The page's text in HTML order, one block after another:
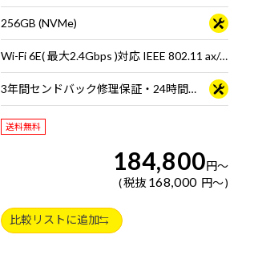
256GB (NVMe)
Wi-Fi 6E( 最大2.4Gbps )対応 IEEE 802.11 ax/ac/a/b/g/n準拠 ＋ Bluetooth 5内蔵
3年間センドバック修理保証・24時間×365日電話サポート
送料無料
184,800円～
税抜 168,000 円～
比較リストに追加